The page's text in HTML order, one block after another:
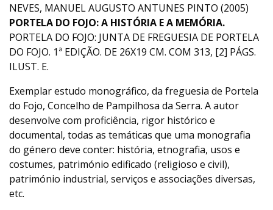
NEVES, MANUEL AUGUSTO ANTUNES PINTO (2005)
PORTELA DO FOJO: A HISTÓRIA E A MEMÓRIA.
PORTELA DO FOJO: JUNTA DE FREGUESIA DE PORTELA
DO FOJO. 1ª EDIÇÃO. DE 26X19 CM. COM 313, [2] PÁGS.
ILUST. E.
Exemplar estudo monográfico, da freguesia de Portela
do Fojo, Concelho de Pampilhosa da Serra. A autor
desenvolve com proficiência, rigor histórico e
documental, todas as temáticas que uma monografia
do género deve conter: história, etnografia, usos e
costumes, património edificado (religioso e civil),
património industrial, serviços e associações diversas,
etc.